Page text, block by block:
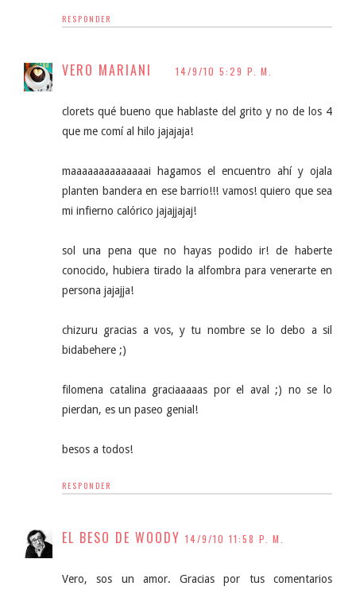
RESPONDER
VERO MARIANI 14/9/10 5:29 P. M.
clorets qué bueno que hablaste del grito y no de los 4
que me comí al hilo jajajaja!
maaaaaaaaaaaaaai hagamos el encuentro ahí y ojala
planten bandera en ese barrio!!! vamos! quiero que sea
mi infierno calórico jajajjajaj!
sol una pena que no hayas podido ir! de haberte
conocido, hubiera tirado la alfombra para venerarte en
persona jajajja!
chizuru gracias a vos, y tu nombre se lo debo a sil
bidabehere ;)
filomena catalina graciaaaaas por el aval ;) no se lo
pierdan, es un paseo genial!
besos a todos!
RESPONDER
EL BESO DE WOODY 14/9/10 11:58 P. M.
Vero, sos un amor. Gracias por tus comentarios